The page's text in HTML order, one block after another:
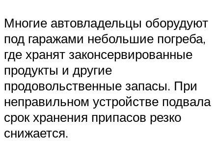
Многие автовладельцы оборудуют
под гаражами небольшие погреба,
где хранят законсервированные
продукты и другие
продовольственные запасы. При
неправильном устройстве подвала
срок хранения припасов резко
снижается.